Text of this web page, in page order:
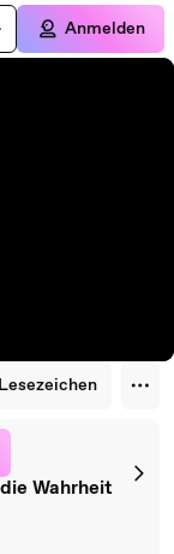
Anmelden
Lesezeichen
Wahrheit